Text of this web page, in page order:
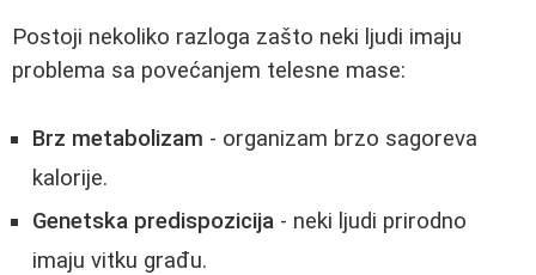
Postoji nekoliko razloga zašto neki ljudi imaju
problema sa povećanjem telesne mase:
Brz metabolizam - organizam brzo sagoreva
kalorije.
Genetska predispozicija - neki ljudi prirodno
imaju vitku građu.